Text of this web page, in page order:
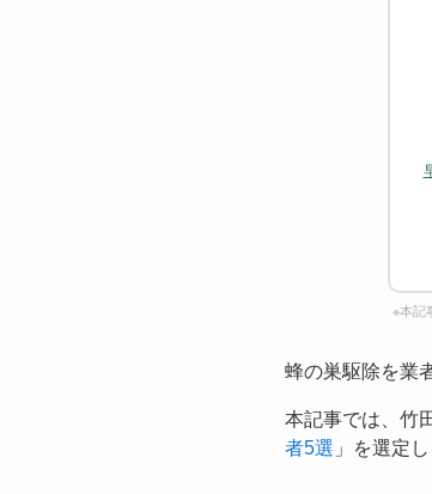
※本記
蜂の巣駆除を業
本記事では、竹
者5選 」を選定し